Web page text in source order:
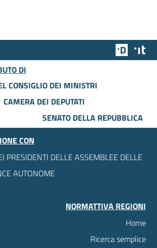
Team
DI
CONSIGLIO DEI MINISTRI
CAMERA DEI DEPUTATI
SENATO DELLA REPUBBLICA
CON
PRESIDENTI DELLE ASSEMBLEE DELLE
AUTONOME
NORMATTIVA REGIONI
Home
Ricerca semplice